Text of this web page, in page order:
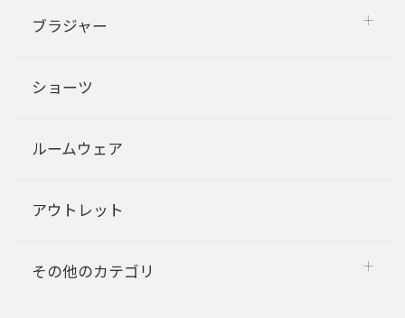
ブラジャー
ショーツ
ルームウェア
アウトレット
その他のカテゴリ